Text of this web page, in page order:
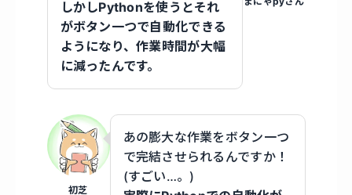
しかしPythonを使うとそれ
がボタン一つで自動化できる
ようになり、作業時間が大幅
に減ったんです。
初芝
あの膨大な作業をボタン一つ
で完結させられるんですか！
(すごい…。)